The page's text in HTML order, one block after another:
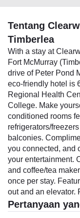
Tentang
Timberlea
With a stay at
Fort McMurray
drive of Peter Pond
eco-friendly hotel is
Regional Health
College. Make
conditioned rooms
refrigerators/
balconies.
you connected, and
your entertainment.
and coffee/tea
once per stay.
out and an elevator.
Pertanyaan